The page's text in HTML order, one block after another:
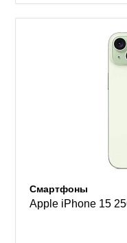
Смартфоны
Apple iPhone 15